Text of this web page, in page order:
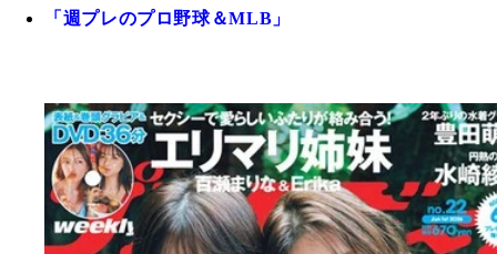
「週プレのプロ野球＆MLB」